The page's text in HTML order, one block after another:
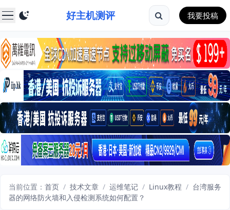
好主机测评 我要投稿
当前位置： 首页 / 技术文章 / 运维笔记 / Linux教程 / 台湾服务
器的网络防火墙和入侵检测系统如何配置？